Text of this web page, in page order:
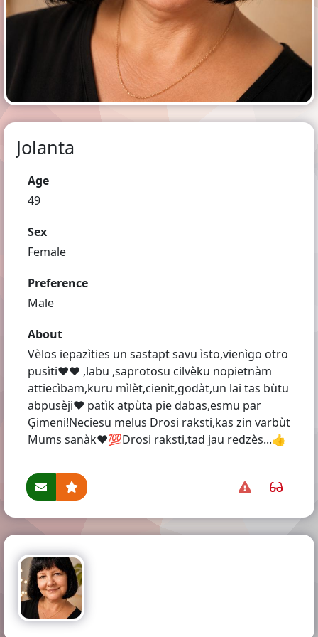
Jolanta
Age
49
Sex
Female
Preference
Male
About
Vèlos iepazìties un sastapt savu ìsto,vienìgo otro
pusìti❤❤ ,labu ,saprotosu cilvèku nopietnàm
attiecìbam,kuru mìlèt,cienìt,godàt,un lai tas bùtu
abpusèji❤ patìk atpùta pie dabas,esmu par
Ģimeni!Neciesu melus Drosi raksti,kas zin varbùt
Mums sanàk❤💯Drosi raksti,tad jau redzès...👍